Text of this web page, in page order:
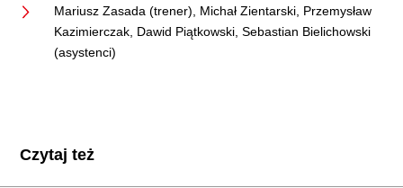
Mariusz Zasada (trener), Michał Zientarski, Przemysław
Kazimierczak, Dawid Piątkowski, Sebastian Bielichowski
(asystenci)
Czytaj też